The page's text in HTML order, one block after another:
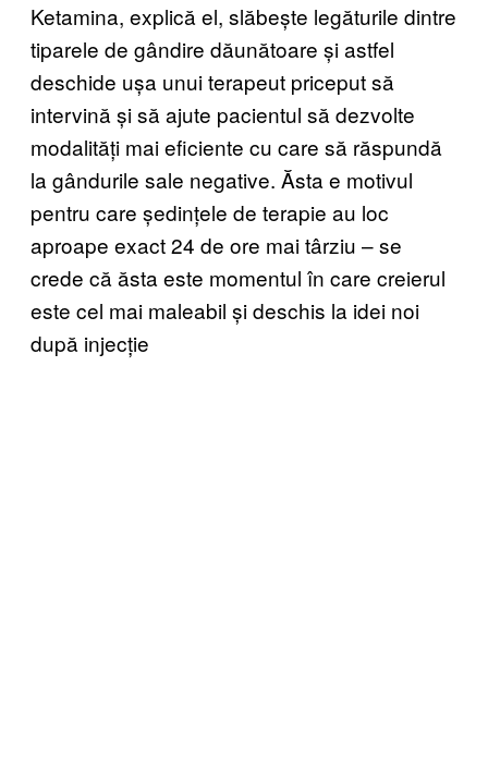
Ketamina, explică el, slăbește legăturile dintre
tiparele de gândire dăunătoare și astfel
deschide ușa unui terapeut priceput să
intervină și să ajute pacientul să dezvolte
modalități mai eficiente cu care să răspundă
la gândurile sale negative. Ăsta e motivul
pentru care ședințele de terapie au loc
aproape exact 24 de ore mai târziu – se
crede că ăsta este momentul în care creierul
este cel mai maleabil și deschis la idei noi
după injecție